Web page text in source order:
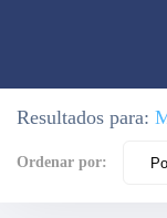
Resultados para:
Ordenar por: